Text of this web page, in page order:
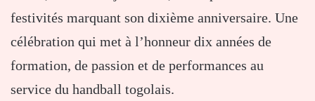
festivités marquant son dixième anniversaire. Une
célébration qui met à l’honneur dix années de
formation, de passion et de performances au
service du handball togolais.